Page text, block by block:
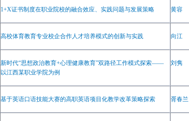
1+X证书制度在职业院校的融合效应、实践问题与发展策略 黄容
高校体育教育专业校企合作人才培养模式的创新与实践 向江
新时代“思想政治教育+心理健康教育”双路径工作模式探索——
以江西某职业学院为例
刘隽
基于英语口语技能大赛的高职英语项目化教学改革策略探索 胥春兰